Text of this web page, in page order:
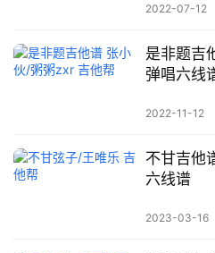
2022-07-12
是非题吉
弹唱六线
2022-11-12
不甘吉他
六线谱
2023-03-16